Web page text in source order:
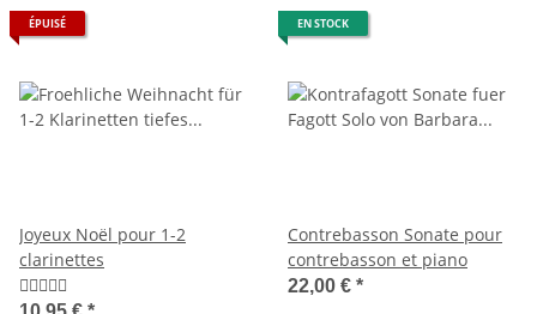
ÉPUISÉ
Joyeux Noël pour 1-2
clarinettes
EN STOCK
Contrebasson Sonate pour
contrebasson et piano
22,00 € *